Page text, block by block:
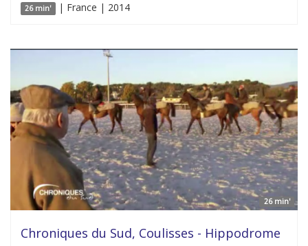
26 min' | France | 2014
26 min'
Chroniques du Sud, Coulisses - Hippodrome